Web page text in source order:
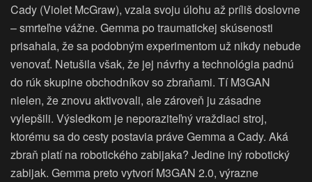
Cady (Violet McGraw), vzala svoju úlohu až príliš doslovne
– smrteľne vážne. Gemma po traumatickej skúsenosti
prisahala, že sa podobným experimentom už nikdy nebude
venovať. Netušila však, že jej návrhy a technológia padnú
do rúk skupine obchodníkov so zbraňami. Tí M3GAN
nielen, že znovu aktivovali, ale zároveň ju zásadne
vylepšili. Výsledkom je neporaziteľný vraždiaci stroj,
ktorému sa do cesty postavia práve Gemma a Cady. Aká
zbraň platí na robotického zabijaka? Jedine iný robotický
zabijak. Gemma preto vytvorí M3GAN 2.0, výrazne